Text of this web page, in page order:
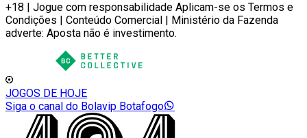
+18 | Jogue com responsabilidade Aplicam-se os Termos e
Condições | Conteúdo Comercial | Ministério da Fazenda
adverte: Aposta não é investimento.
JOGOS DE HOJE
Siga o canal do Bolavip Botafogo